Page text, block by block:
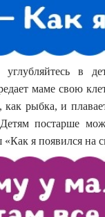
в
маме свою
рыбка, и
постарше
я появился на